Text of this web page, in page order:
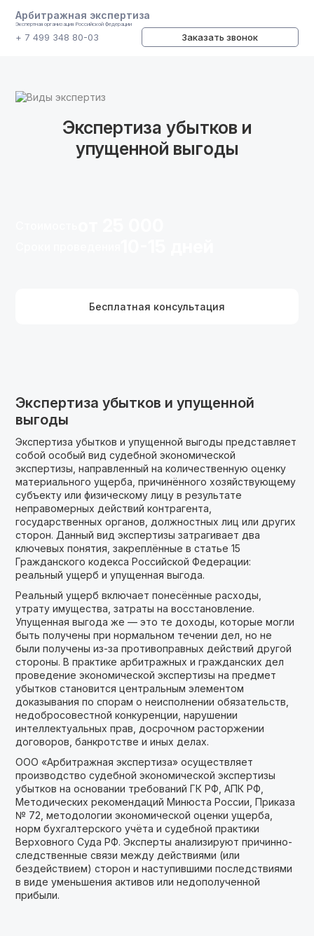
Арбитражная экспертиза
Экспертная организация Российской Федерации
+ 7 499 348 80-03 Заказать звонок
Виды экспертиз
Экспертиза убытков и
упущенной выгоды
Бесплатная консультация
Экспертиза убытков и упущенной
выгоды
Экспертиза убытков и упущенной выгоды представляет
собой особый вид судебной экономической
экспертизы, направленный на количественную оценку
материального ущерба, причинённого хозяйствующему
субъекту или физическому лицу в результате
неправомерных действий контрагента,
государственных органов, должностных лиц или других
сторон. Данный вид экспертизы затрагивает два
ключевых понятия, закреплённые в статье 15
Гражданского кодекса Российской Федерации:
реальный ущерб и упущенная выгода.
Реальный ущерб включает понесённые расходы,
утрату имущества, затраты на восстановление.
Упущенная выгода же — это те доходы, которые могли
быть получены при нормальном течении дел, но не
были получены из-за противоправных действий другой
стороны. В практике арбитражных и гражданских дел
проведение экономической экспертизы на предмет
убытков становится центральным элементом
доказывания по спорам о неисполнении обязательств,
недобросовестной конкуренции, нарушении
интеллектуальных прав, досрочном расторжении
договоров, банкротстве и иных делах.
ООО «Арбитражная экспертиза» осуществляет
производство судебной экономической экспертизы
убытков на основании требований ГК РФ, АПК РФ,
Методических рекомендаций Минюста России, Приказа
№ 72, методологии экономической оценки ущерба,
норм бухгалтерского учёта и судебной практики
Верховного Суда РФ. Эксперты анализируют причинно-
следственные связи между действиями (или
бездействием) сторон и наступившими последствиями
в виде уменьшения активов или недополученной
прибыли.